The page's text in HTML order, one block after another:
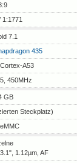
1:1771
7.1
435
A53
450MHz
GB
Steckplatz)
1.12µm, AF